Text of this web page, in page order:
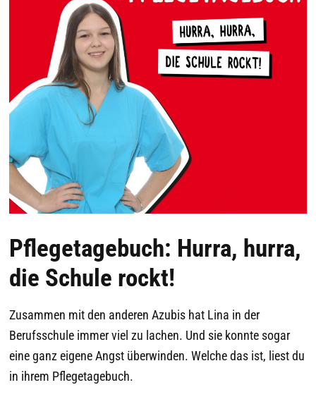
Pflegetagebuch: Hurra, hurra,
die Schule rockt!
Zusammen mit den anderen Azubis hat Lina in der
Berufsschule immer viel zu lachen. Und sie konnte sogar
eine ganz eigene Angst überwinden. Welche das ist, liest du
in ihrem Pflegetagebuch.